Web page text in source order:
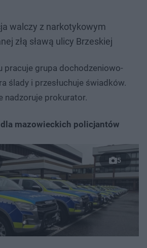
walczy z narkotykowym
złą sławą ulicy Brzeskiej
pracuje grupa dochodzeniowo-
ślady i przesłuchuje świadków.
nadzoruje prokurator.
mazowieckich policjantów
5